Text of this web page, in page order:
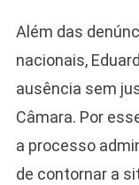
Além das
nacionais,
ausência sem
Câmara. Por
a processo
de contornar a